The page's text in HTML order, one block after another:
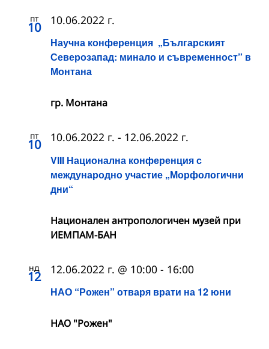
пт
10
Научна конференция „Българският
Северозапад: минало и съвременност” в
Монтана
10.06.2022 г.
гр. Монтана
пт
10
VIII Национална конференция с
международно участие „Морфологични
дни“
10.06.2022 г. - 12.06.2022 г.
Национален антропологичен музей при
ИЕМПАМ-БАН
нд
12
НАО “Рожен” отваря врати на 12 юни
12.06.2022 г. @ 10:00 - 16:00
НАО "Рожен"